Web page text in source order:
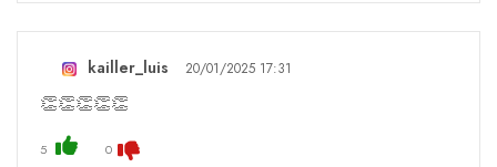
kailler_luis 20/01/2025 17:31
👏👏👏👏👏
5 0